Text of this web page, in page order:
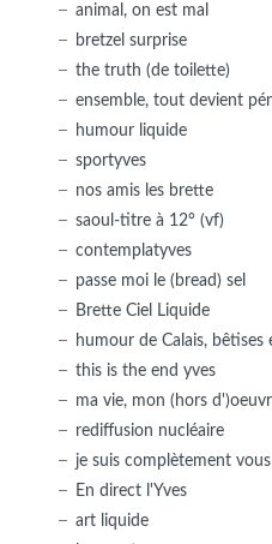
animal, on est mal
bretzel surprise
the truth (de toilette)
ensemble, tout devient
humour liquide
sportyves
nos amis les brette
saoul-titre à 12° (vf)
contemplatyves
passe moi le (bread) sel
Brette Ciel Liquide
humour de Calais, bêtises
this is the end yves
ma vie, mon (hors
rediffusion nucléaire
je suis complètement vous
En direct l'Yves
art liquide